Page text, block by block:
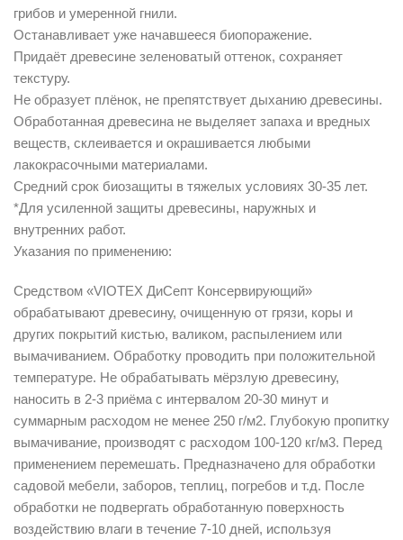
грибов и умеренной гнили.
Останавливает уже начавшееся биопоражение.
Придаёт древесине зеленоватый оттенок, сохраняет
текстуру.
Не образует плёнок, не препятствует дыханию древесины.
Обработанная древесина не выделяет запаха и вредных
веществ, склеивается и окрашивается любыми
лакокрасочными материалами.
Средний срок биозащиты в тяжелых условиях 30-35 лет.
*Для усиленной защиты древесины, наружных и
внутренних работ.
Указания по применению:
Средством «VIOTEX ДиСепт Консервирующий»
обрабатывают древесину, очищенную от грязи, коры и
других покрытий кистью, валиком, распылением или
вымачиванием. Обработку проводить при положительной
температуре. Не обрабатывать мёрзлую древесину,
наносить в 2-3 приёма с интервалом 20-30 минут и
суммарным расходом не менее 250 г/м2. Глубокую пропитку
вымачивание, производят с расходом 100-120 кг/м3. Перед
применением перемешать. Предназначено для обработки
садовой мебели, заборов, теплиц, погребов и т.д. После
обработки не подвергать обработанную поверхность
воздействию влаги в течение 7-10 дней, используя